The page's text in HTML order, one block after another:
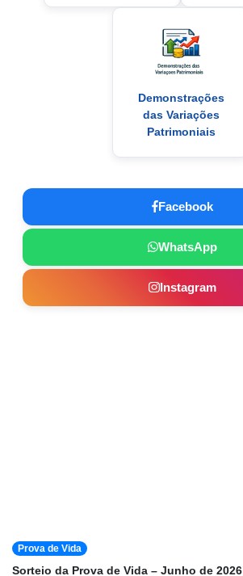
Demonstrações
das Variações
Patrimoniais
Facebook
WhatsApp
Instagram
Prova de Vida
Sorteio da Prova de Vida – Junho de 2026